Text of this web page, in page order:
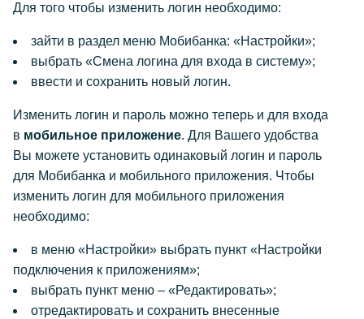
Для того чтобы изменить логин необходимо:
зайти в раздел меню Мобибанка: «Настройки»;
выбрать «Смена логина для входа в систему»;
ввести и сохранить новый логин.
Изменить логин и пароль можно теперь и для входа
в мобильное приложение. Для Вашего удобства
Вы можете установить одинаковый логин и пароль
для Мобибанка и мобильного приложения. Чтобы
изменить логин для мобильного приложения
необходимо:
в меню «Настройки» выбрать пункт «Настройки
подключения к приложениям»;
выбрать пункт меню – «Редактировать»;
отредактировать и сохранить внесенные